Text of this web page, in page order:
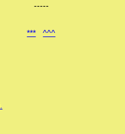
-----
*** ^^^